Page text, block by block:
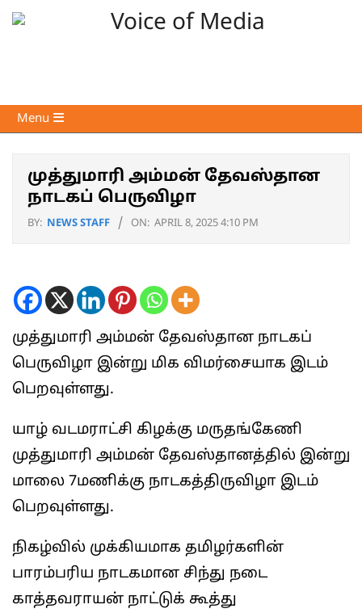
Skip
Voice
of
Primary
Navigation
Menu
முத்துமாரி அம்மன் தேவஸ்தான
நாடகப் பெருவிழா
BY: NEWS STAFF ON: APRIL 8, 2025 4:10 PM
முத்துமாரி அம்மன் தேவஸ்தான நாடகப்
பெருவிழா இன்று மிக விமர்சையாக இடம்
பெறவுள்ளது.
யாழ் வடமராட்சி கிழக்கு மருதங்கேணி
முத்துமாரி அம்மன் தேவஸ்தானத்தில் இன்று
மாலை 7மணிக்கு நாடகத்திருவிழா இடம்
பெறவுள்ளது.
நிகழ்வில் முக்கியமாக தமிழர்களின்
பாரம்பரிய நாடகமான சிந்து நடை
காத்தவராயன் நாட்டுக் கூத்து